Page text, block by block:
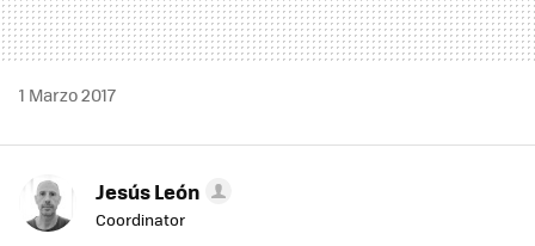
1 Marzo 2017
Jesús León
Coordinator